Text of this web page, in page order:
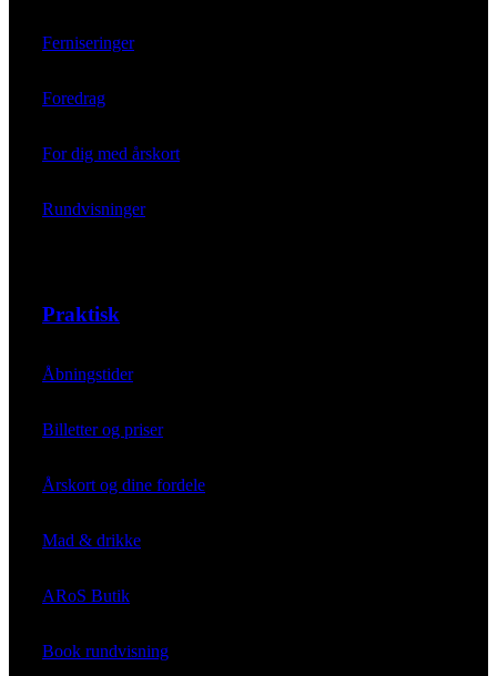
Ferniseringer
Foredrag
For dig med årskort
Rundvisninger
Praktisk
Åbningstider
Billetter og priser
Årskort og dine fordele
Mad & drikke
ARoS Butik
Book rundvisning